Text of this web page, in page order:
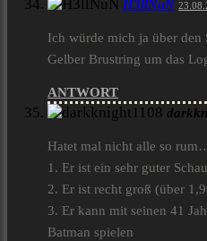
H3llNuN
Ich würde mich ja über den
Gelber Brustring um das
ANTWORT
Hatet mal nicht alle so
1. Er ist ein sehr guter
2. Er ist recht groß (über
3. Er kann mit seinen 41
Batman spielen